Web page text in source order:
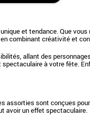
unique et tendance. Que
combinant créativité et
allant des
spectaculaire à votre fête.
assorties sont conçues
avoir un effet spectaculaire.